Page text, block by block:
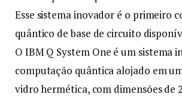
Esse sistema inovador é o primeiro
quântico de base de circuito
O IBM Q System One é um sistema
computação quântica alojado em
vidro hermética, com dimensões de